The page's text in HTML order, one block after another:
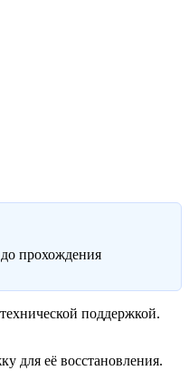
прохождения
поддержкой.
для её восстановления.